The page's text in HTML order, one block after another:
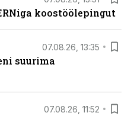
koostöölepingut
07.08.26, 13:35
suurima
07.08.26, 11:52